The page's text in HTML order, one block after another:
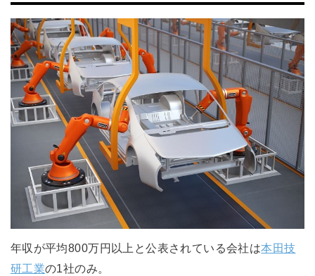
年収が平均800万円以上と公表されている会社は本田技
研工業の1社のみ。